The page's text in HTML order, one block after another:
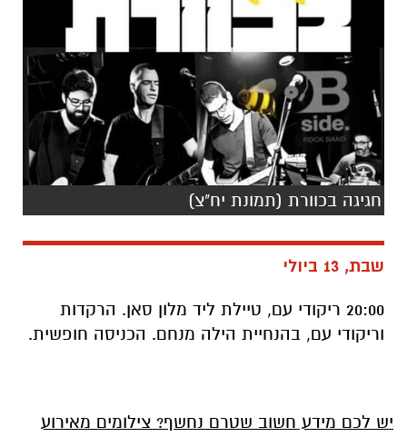
חגיגה בכוורת (תמונת יח"צ)
שבת, 13 ביולי
20:00 ריקודי עם, טיילת ליד מלון סאן. הרקדות
וריקודי עם, בהנחיית הילה מנחם. הכניסה חופשית.
יש לכם מידע חשוב שטרם נחשף? צילומים מאירוע